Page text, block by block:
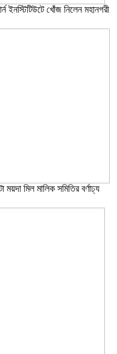
ইনস্টিটিউটে খোঁজ নিলেন মহানগরী
ময়দা মিল মালিক সমিতির বর্ণাঢ্য